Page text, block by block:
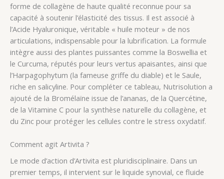
forme de collagène de haute qualité reconnue pour sa
capacité à soutenir l’élasticité des tissus. Il est associé à
l’Acide Hyaluronique, véritable « huile moteur » de nos
articulations, indispensable pour la lubrification. La formule
intègre aussi des plantes puissantes comme la Boswellia et
le Curcuma, réputés pour leurs vertus apaisantes, ainsi que
l’Harpagophytum (la fameuse griffe du diable) et le Saule,
riche en salicyline. Pour compléter ce tableau, Nutrisolution a
ajouté de la Bromélaïne issue de l’ananas, de la Quercétine,
de la Vitamine C pour la synthèse naturelle du collagène, et
du Zinc pour protéger les cellules contre le stress oxydatif.
Comment agit Artivita ?
Le mode d’action d’Artivita est pluridisciplinaire. Dans un
premier temps, il intervient sur le liquide synovial, ce fluide